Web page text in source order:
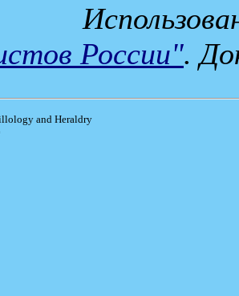
России".
and Heraldry